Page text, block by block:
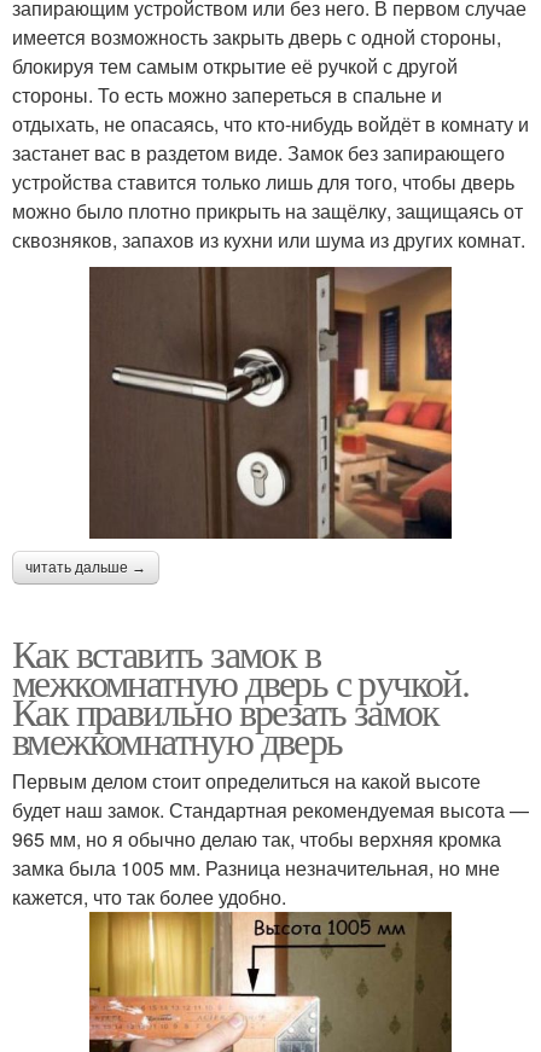
запирающим устройством или без него. В первом случае
имеется возможность закрыть дверь с одной стороны,
блокируя тем самым открытие её ручкой с другой
стороны. То есть можно запереться в спальне и
отдыхать, не опасаясь, что кто-нибудь войдёт в комнату и
застанет вас в раздетом виде. Замок без запирающего
устройства ставится только лишь для того, чтобы дверь
можно было плотно прикрыть на защёлку, защищаясь от
сквозняков, запахов из кухни или шума из других комнат.
читать дальше →
Как вставить замок в
межкомнатную дверь с ручкой.
Как правильно врезать замок
вмежкомнатную дверь
Первым делом стоит определиться на какой высоте
будет наш замок. Стандартная рекомендуемая высота —
965 мм, но я обычно делаю так, чтобы верхняя кромка
замка была 1005 мм. Разница незначительная, но мне
кажется, что так более удобно.